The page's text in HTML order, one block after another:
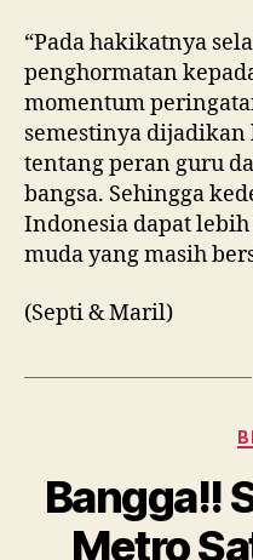
“Pada hakikatnya
penghormatan
momentum
semestinya
tentang peran guru
bangsa. Sehingga
Indonesia dapat
muda yang masih
(Septi & Maril)
Bangga!!
Metro